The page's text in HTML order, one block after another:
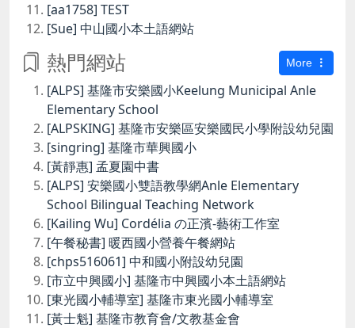
[aa1758] TEST
[Sue] 中山國小本土語網站
熱門網站 More
[ALPS] 基隆市安樂國小Keelung Municipal Anle
Elementary School
[ALPSKING] 基隆市安樂區安樂國民小學附設幼兒園
[singring] 基隆市華興國小
[黃靜惠] 孟夏園中書
[ALPS] 安樂國小雙語教學網Anle Elementary
School Bilingual Teaching Network
[Kailing Wu] Cordélia の正濱-藝術工作室
[午餐秘書] 暖西國小營養午餐網站
[chps516061] 中和國小附設幼兒園
[市立中興國小] 基隆市中興國小本土語網站
[東光國小輔導室] 基隆市東光國小輔導室
[黃士魁] 基隆市教育會/文教基金會